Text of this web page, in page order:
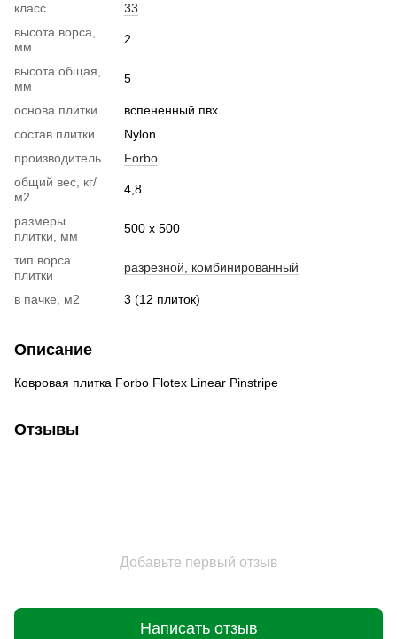
класс
33
высота ворса,
мм
2
высота общая,
мм
5
основа плитки
вспененный пвх
состав плитки
Nylon
производитель
Forbo
общий вес, кг/
м2
4,8
размеры
плитки, мм
500 х 500
тип ворса
плитки
разрезной, комбинированный
в пачке, м2 3 (12 плиток)
Описание
Ковровая плитка Forbo Flotex Linear Pinstripe
Отзывы
Добавьте первый отзыв
Написать отзыв